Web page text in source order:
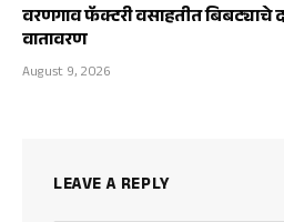
वरणगाव फॅक्टरी वसाहतीत बिबट्याचे
वातावरण
August 9, 2026
LEAVE A REPLY